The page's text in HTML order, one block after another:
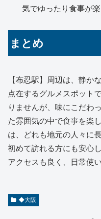
気でゆったり食事が楽
まとめ
【布忍駅】周辺は、静か
点在するグルメスポット
りませんが、味にこだわ
た雰囲気の中で食事を楽
は、どれも地元の人々に
初めて訪れる方にも安心
アクセスも良く、日常使
◆大阪